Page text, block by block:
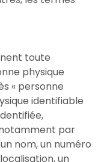
toute
physique
« personne
identifiable
par
nom, un numéro
un